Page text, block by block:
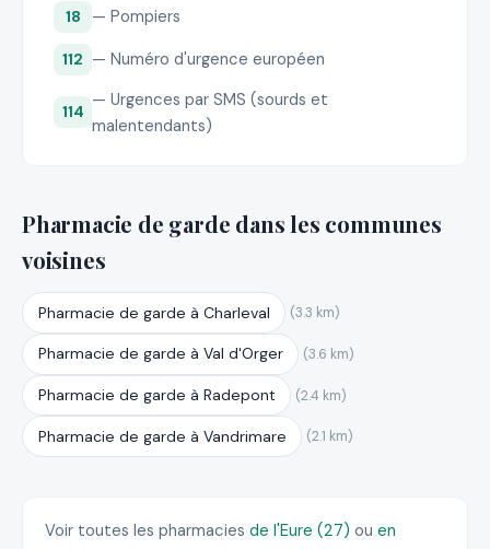
18 — Pompiers
112 — Numéro d'urgence européen
114
— Urgences par SMS (sourds et
malentendants)
Pharmacie de garde dans les communes
voisines
Pharmacie de garde à Charleval (3.3 km)
Pharmacie de garde à Val d'Orger (3.6 km)
Pharmacie de garde à Radepont (2.4 km)
Pharmacie de garde à Vandrimare (2.1 km)
Voir toutes les pharmacies de l'Eure (27) ou en